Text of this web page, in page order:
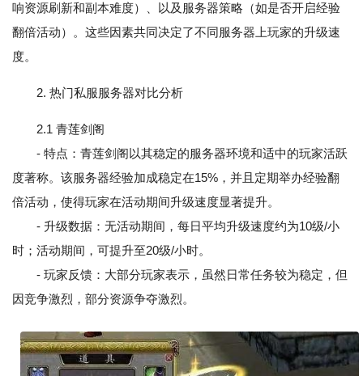
响资源刷新和副本难度）、以及服务器策略（如是否开启经验
翻倍活动）。这些因素共同决定了不同服务器上玩家的升级速
度。
2. 热门私服服务器对比分析
2.1 青莲剑阁
- 特点：青莲剑阁以其稳定的服务器环境和适中的玩家活跃
度著称。该服务器经验加成稳定在15%，并且定期举办经验翻
倍活动，使得玩家在活动期间升级速度显著提升。
- 升级数据：无活动期间，每日平均升级速度约为10级/小
时；活动期间，可提升至20级/小时。
- 玩家反馈：大部分玩家表示，虽然日常任务较为稳定，但
因竞争激烈，部分资源争夺激烈。